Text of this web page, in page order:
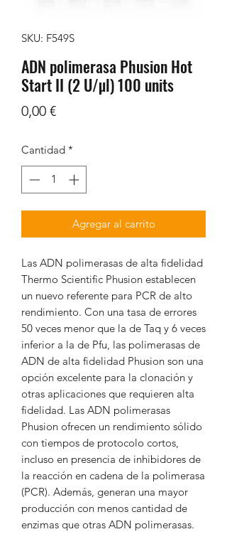
SKU: F549S
ADN polimerasa Phusion Hot
Start II (2 U/µl) 100 units
0,00 €Precio
Cantidad *
Agregar al carrito
Las ADN polimerasas de alta fidelidad
Thermo Scientific Phusion establecen
un nuevo referente para PCR de alto
rendimiento. Con una tasa de errores
50 veces menor que la de Taq y 6 veces
inferior a la de Pfu, las polimerasas de
ADN de alta fidelidad Phusion son una
opción excelente para la clonación y
otras aplicaciones que requieren alta
fidelidad. Las ADN polimerasas
Phusion ofrecen un rendimiento sólido
con tiempos de protocolo cortos,
incluso en presencia de inhibidores de
la reacción en cadena de la polimerasa
(PCR). Además, generan una mayor
producción con menos cantidad de
enzimas que otras ADN polimerasas.